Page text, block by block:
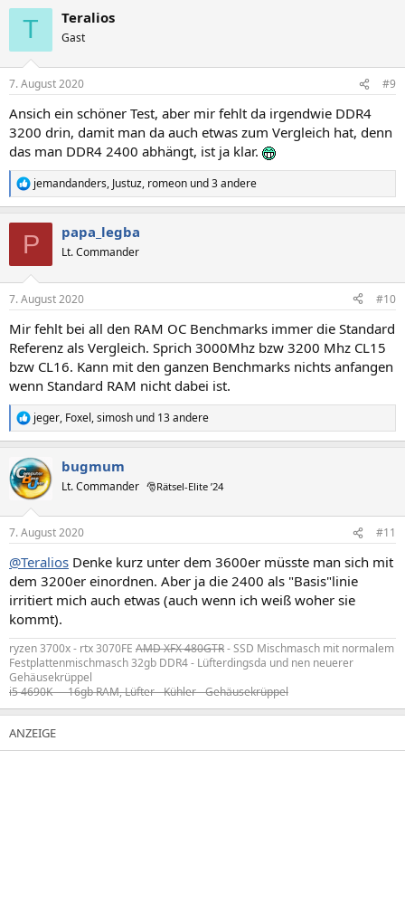
e
:
T Teralios
Gast
7. August 2020 #9
Ansich ein schöner Test, aber mir fehlt da irgendwie DDR4
3200 drin, damit man da auch etwas zum Vergleich hat, denn
das man DDR4 2400 abhängt, ist ja klar.
R
e
e
:
jemandanders, Justuz, romeon und 3 andere
P papa_legba
Lt. Commander
7. August 2020 #10
Mir fehlt bei all den RAM OC Benchmarks immer die Standard
Referenz als Vergleich. Sprich 3000Mhz bzw 3200 Mhz CL15
bzw CL16. Kann mit den ganzen Benchmarks nichts anfangen
wenn Standard RAM nicht dabei ist.
R
e
k
t
i
e
:
jeger, Foxel,simosh und 13 andere
bugmum
Lt. Commander 🎅Rätsel-Elite ’24
7. August 2020 #11
@Teralios Denke kurz unter dem 3600er müsste man sich mit
dem 3200er einordnen. Aber ja die 2400 als "Basis"linie
irritiert mich auch etwas (auch wenn ich weiß woher sie
kommt).
ryzen 3700x - rtx 3070FE AMD XFX 480GTR- SSD Mischmasch mit normalem
Festplattenmischmasch 32gb DDR4 - Lüfterdingsda und nen neuerer
Gehäusekrüppel
i5 4690K - - 16gb RAM, Lüfter - Kühler - Gehäusekrüppel